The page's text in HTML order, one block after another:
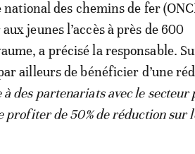
des chemins de fer
jeunes l’accès à près de 600
a précisé la responsable.
ailleurs de bénéficier d’une
à des partenariats avec le secteur
profiter de 50% de réduction sur